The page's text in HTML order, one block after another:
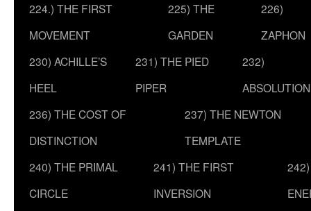
224.) THE FIRST
MOVEMENT
225) THE
GARDEN
226)
ZAPHON
230) ACHILLE’S
HEEL
231) THE PIED
PIPER
232)
ABSOLUTION
236) THE COST OF
DISTINCTION
237) THE NEWTON
TEMPLATE
240) THE PRIMAL
CIRCLE
241) THE FIRST
INVERSION